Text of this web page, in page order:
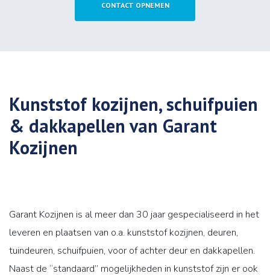
CONTACT OPNEMEN
Kunststof kozijnen, schuifpuien
& dakkapellen van Garant
Kozijnen
Garant Kozijnen is al meer dan 30 jaar gespecialiseerd in het
leveren en plaatsen van o.a. kunststof kozijnen, deuren,
tuindeuren, schuifpuien, voor of achter deur en dakkapellen.
Naast de “standaard” mogelijkheden in kunststof zijn er ook